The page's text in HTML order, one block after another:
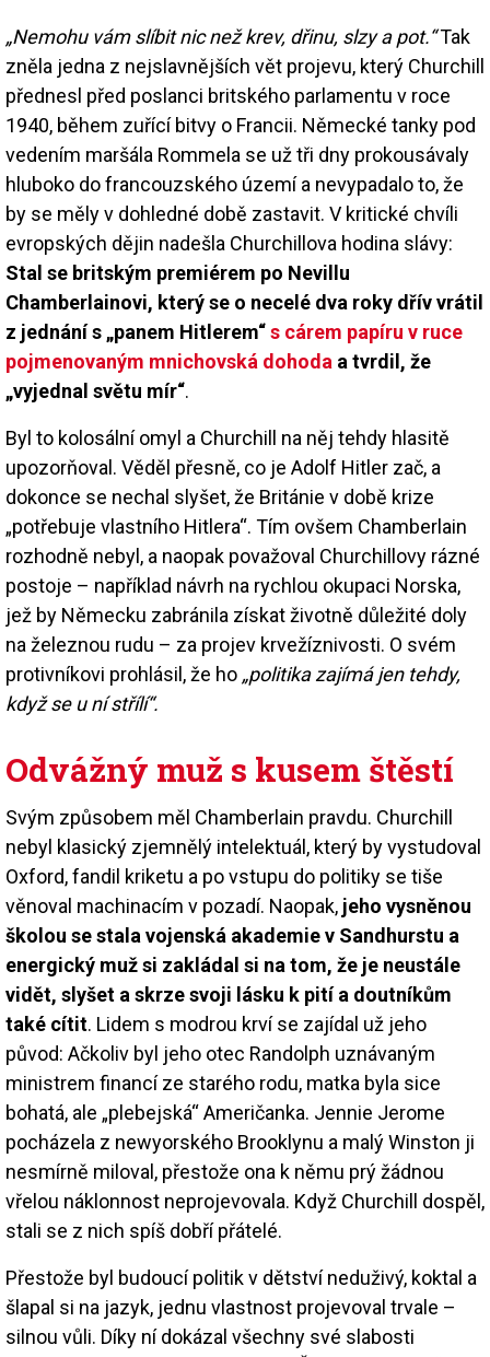
„Nemohu vám slíbit nic než krev, dřinu, slzy a pot.“Tak
zněla jedna z nejslavnějších vět projevu, který Churchill
přednesl před poslanci britského parlamentu v roce
1940, během zuřící bitvy o Francii. Německé tanky pod
vedením maršála Rommela se už tři dny prokousávaly
hluboko do francouzského území a nevypadalo to, že
by se měly v dohledné době zastavit. V kritické chvíli
evropských dějin nadešla Churchillova hodina slávy:
Stal se britským premiérem po Nevillu
Chamberlainovi, který se o necelé dva roky dřív vrátil
z jednání s „panem Hitlerem“s cárem papíru v ruce
pojmenovaným mnichovská dohoda a tvrdil, že
„vyjednal světu mír“.
Byl to kolosální omyl a Churchill na něj tehdy hlasitě
upozorňoval. Věděl přesně, co je Adolf Hitler zač, a
dokonce se nechal slyšet, že Británie v době krize
„potřebuje vlastního Hitlera“. Tím ovšem Chamberlain
rozhodně nebyl, a naopak považoval Churchillovy rázné
postoje – například návrh na rychlou okupaci Norska,
jež by Německu zabránila získat životně důležité doly
na železnou rudu – za projev krvežíznivosti. O svém
protivníkovi prohlásil, že ho „politika zajímá jen tehdy,
když se u ní střílí“.
Odvážný muž s kusem štěstí
Svým způsobem měl Chamberlain pravdu. Churchill
nebyl klasický zjemnělý intelektuál, který by vystudoval
Oxford, fandil kriketu a po vstupu do politiky se tiše
věnoval machinacím v pozadí. Naopak, jeho vysněnou
školou se stala vojenská akademie v Sandhurstu a
energický muž si zakládal si na tom, že je neustále
vidět, slyšet a skrze svoji lásku k pití a doutníkům
také cítit. Lidem s modrou krví se zajídal už jeho
původ: Ačkoliv byl jeho otec Randolph uznávaným
ministrem financí ze starého rodu, matka byla sice
bohatá, ale „plebejská“ Američanka. Jennie Jerome
pocházela z newyorského Brooklynu a malý Winston ji
nesmírně miloval, přestože ona k němu prý žádnou
vřelou náklonnost neprojevovala. Když Churchill dospěl,
stali se z nich spíš dobří přátelé.
Přestože byl budoucí politik v dětství neduživý, koktal a
šlapal si na jazyk, jednu vlastnost projevoval trvale –
silnou vůli. Díky ní dokázal všechny své slabosti